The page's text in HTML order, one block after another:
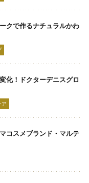
クで作るナチュラルかわ
化！ドクターデニスグロ
ア
コスメブランド・マルテ